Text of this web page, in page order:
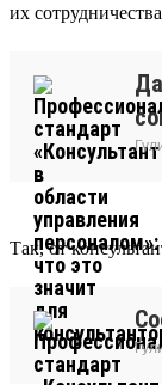
их
Так, от